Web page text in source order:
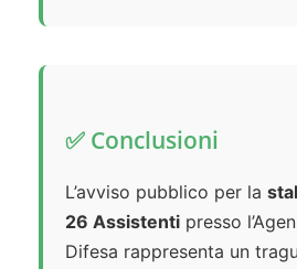
✅ Conclusioni
L’avviso pubblico per la
26 Assistenti presso
Difesa rappresenta un